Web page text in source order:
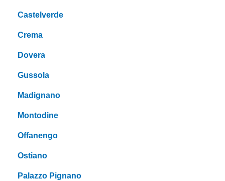
Castelverde
Crema
Dovera
Gussola
Madignano
Montodine
Offanengo
Ostiano
Palazzo Pignano